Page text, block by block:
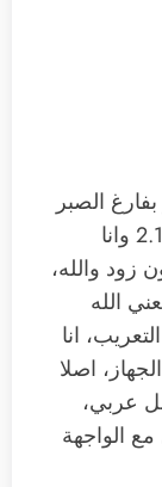
الصبر
التعريب على الفريمير الجديد 2.1 وانا
زود والله،
الله
انا
اصلا
عربي،
الواجهة